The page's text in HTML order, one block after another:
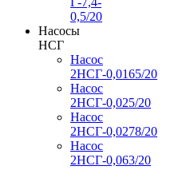
0,5/20
Насосы
НСГ
Насос
2НСГ-0,0165/20
Насос
2НСГ-0,025/20
Насос
2НСГ-0,0278/20
Насос
2НСГ-0,063/20